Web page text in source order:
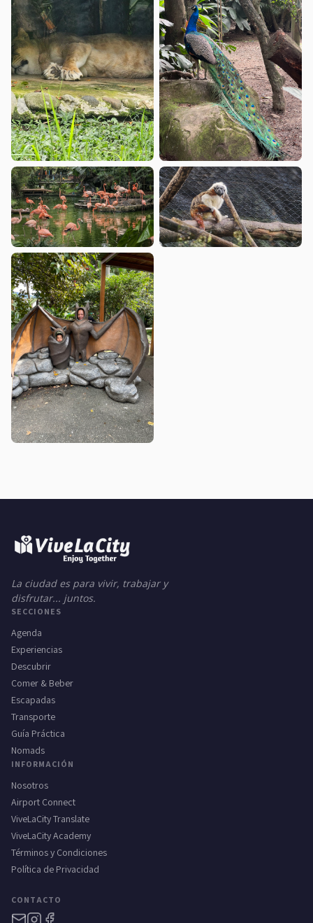
La ciudad es para vivir, trabajar y
disfrutar... juntos.
SECCIONES
Agenda
Experiencias
Descubrir
Comer & Beber
Escapadas
Transporte
Guía Práctica
Nomads
INFORMACIÓN
Nosotros
Airport Connect
ViveLaCity Translate
ViveLaCity Academy
Términos y Condiciones
Política de Privacidad
CONTACTO